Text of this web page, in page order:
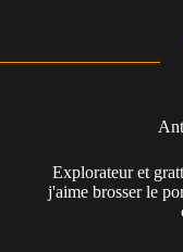
Explorateur et
j'aime brosser le